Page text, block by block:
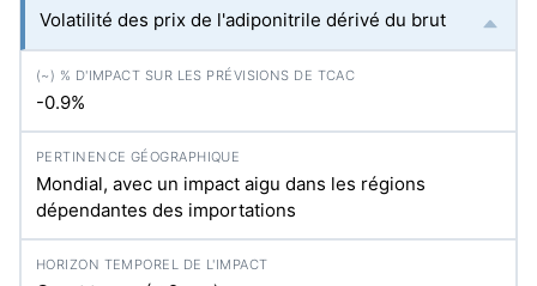
Volatilité des prix de l'adiponitrile dérivé du brut
-0.9%
Mondial, avec un impact aigu dans les régions
dépendantes des importations